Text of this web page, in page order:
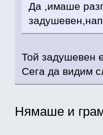
Да ,имаше
Той задушевен
Сега да видим
Нямаше и